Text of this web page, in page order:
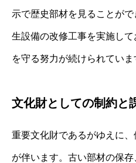
示で歴史部材を見ることが
生設備の改修工事を実施し
を守る努力が続けられていま
文化財としての制約と
重要文化財であるがゆえに
が伴います。古い部材の保